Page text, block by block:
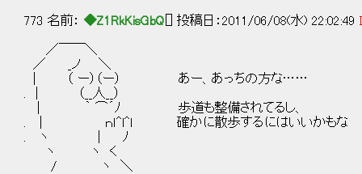
773 名前： ◆Z1RkKisGbQ [] 投稿日：2011/06/08(水) 22:02:49
／￣￣＼
／ _ノ ＼
| （ ー）（ー） あー、あっちの方な……
. | （__人__）
| ｀ ⌒´ﾉ 歩道も整備されてるし、
. | ｎｌ^l^l 確かに散歩するにはいいかもな
. ヽ | ﾉ
ヽ ヽ く
/ ヽ ＼